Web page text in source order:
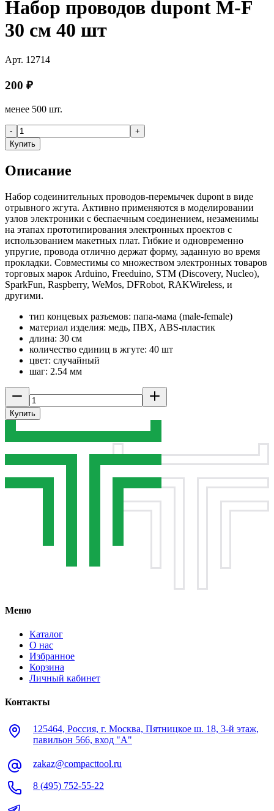
Набор проводов dupont M-F
30 см 40 шт
Арт. 12714
200 ₽
менее 500 шт.
-
+
Купить
Описание
Набор содеинительных проводов-перемычек dupont в виде
отрывного жгута. Активно применяются в моделировании
узлов электроники с беспаечным соединением, незаменимы
на этапах прототипирования электронных проектов с
использованием макетных плат. Гибкие и одновременно
упругие, провода отлично держат форму, заданную во время
прокладки. Совместимы со множеством электронных товаров
торговых марок Arduino, Freeduino, STM (Discovery, Nucleo),
SparkFun, Raspberry, WeMos, DFRobot, RAKWireless, и
другими.
тип концевых разъемов: папа-мама (male-female)
материал изделия: медь, ПВХ, ABS-пластик
длина: 30 см
количество единиц в жгуте: 40 шт
цвет: случайный
шаг: 2.54 мм
Купить
Меню
Каталог
О нас
Избранное
Корзина
Личный кабинет
Контакты
125464, Россия, г. Москва, Пятницкое ш. 18, 3-й этаж,
павильон 566, вход "А"
zakaz@compacttool.ru
8 (495) 752-55-22